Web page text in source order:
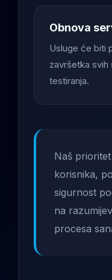
Obnova
Usluge će biti
završetka svih
testiranja.
Naš
korisnika,
sigurnost
na
procesa